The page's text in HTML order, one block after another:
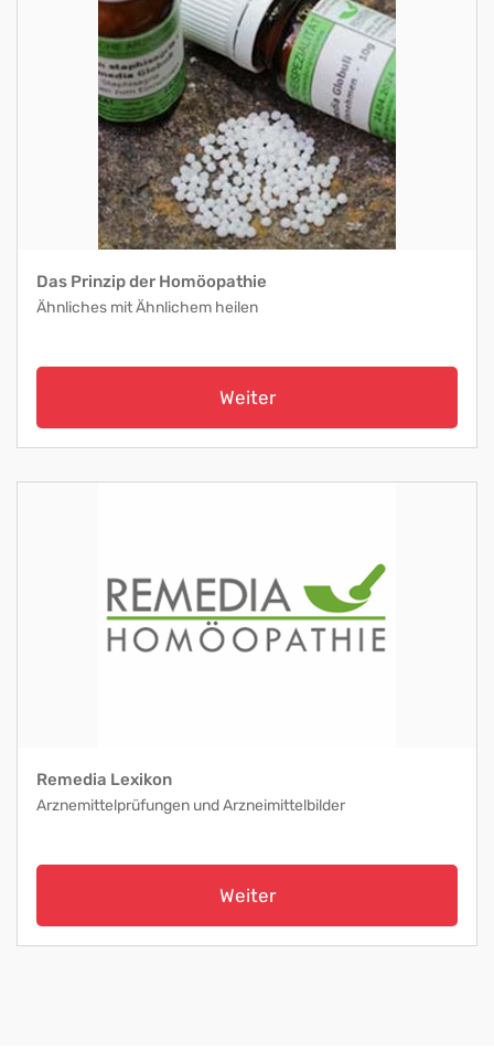
Das Prinzip der Homöopathie
Ähnliches mit Ähnlichem heilen
Weiter
Remedia Lexikon
Arznemittelprüfungen und Arzneimittelbilder
Weiter